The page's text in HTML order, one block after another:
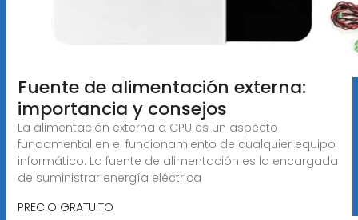
Fuente de alimentación externa:
importancia y consejos
La alimentación externa a CPU es un aspecto
fundamental en el funcionamiento de cualquier equipo
informático. La fuente de alimentación es la encargada
de suministrar energía eléctrica
PRECIO GRATUITO